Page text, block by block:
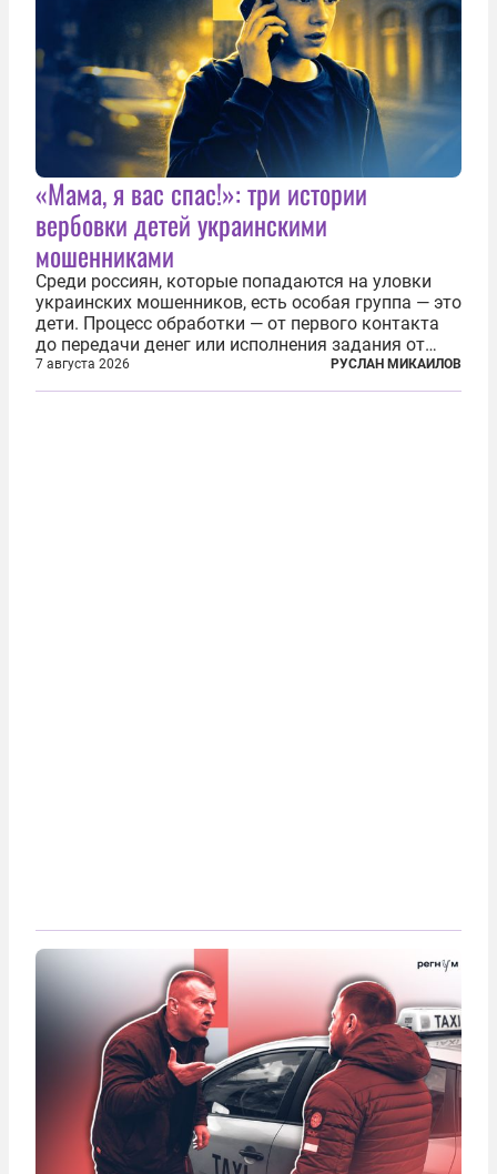
«Мама, я вас спас!»: три истории
вербовки детей украинскими
мошенниками
Среди россиян, которые попадаются на уловки
украинских мошенников, есть особая группа — это
дети. Процесс обработки — от первого контакта
до передачи денег или исполнения задания от
кураторов может занять от двух часов до
нескольких месяцев. Детей превращают в
7 августа 2026 РУСЛАН МИКАИЛОВ